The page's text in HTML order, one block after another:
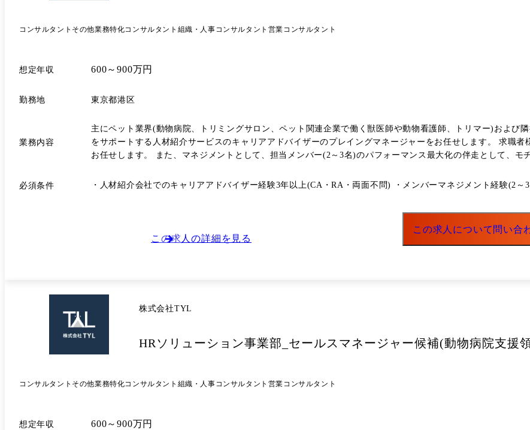
コンサルタント その他業務特化コンサルタント 組織・人事コンサルタント 営業コンサルタント
想定年収 600～900万円
勤務地 東京都港区
業務内容
主にペット業界(動物病院、トリミングサロン、ペット関連企業で働く獣医師や動物看護師、トリマー)および
をサポートする人材紹介サービスのキャリアアドバイザーのプレイングマネージャーをお任せします。 求職
お任せします。 また、マネジメントとして、担当メンバー(2～3名)のパフォーマンス最大化の伴走として、
サロンなどの施設や求人情報のご案内 ・求職者様のご志向やキャリアの希望を踏まえたうえでの相談や提案
実現には、まだまだ仲間が必要です。同じ志や価値観をお持ちの人はもちろん、現在までに展開しているサー
戦をしてみたい人、将来的に事業に責任を担いたいという想いを持っている人、ペット × ベンチャー企業で
必須条件 ・人材紹介会社でのキャリアアドバイザー経験3年以上(CA・RA・両面不問) ・メンバーマネジメント経験(2～
この求人の詳細を見る
この求人について問い合
株式会社TYL
HRソリューション事業部_セールスマネージャー候補(動物病院支援
コンサルタント その他業務特化コンサルタント 組織・人事コンサルタント 営業コンサルタント
想定年収 600～900万円